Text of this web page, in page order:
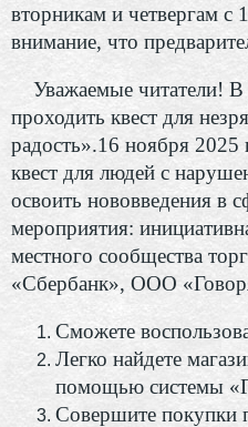
вторникам и четвергам
внимание, что
Уважаемые читатели! В
проходить квест для
радость».16 ноября 2025
квест для людей с
освоить нововведения в
мероприятия:
местного сообщества
«Сбербанк», ООО
Сможете
Легко найдете
помощью системы
Совершите покупки